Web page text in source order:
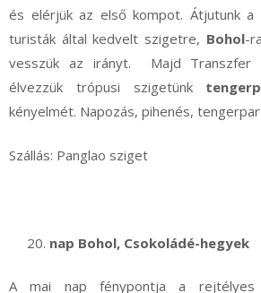
és elérjük az első kompot. Átjutunk
turisták által kedvelt szigetre, Bohol-
vesszük az irányt. Majd Transzfer
élvezzük trópusi szigetünk
kényelmét. Napozás, pihenés,
Szállás: Panglao sziget
nap Bohol, Csokoládé-hegyek
A mai nap fénypontja a rejtélyes